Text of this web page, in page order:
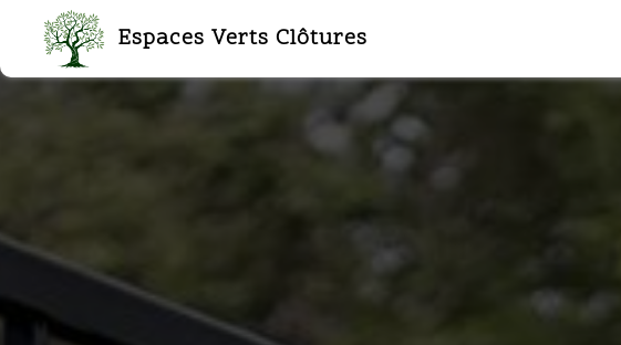
Espaces Verts Clôtures
Panneau de gestion des cookies